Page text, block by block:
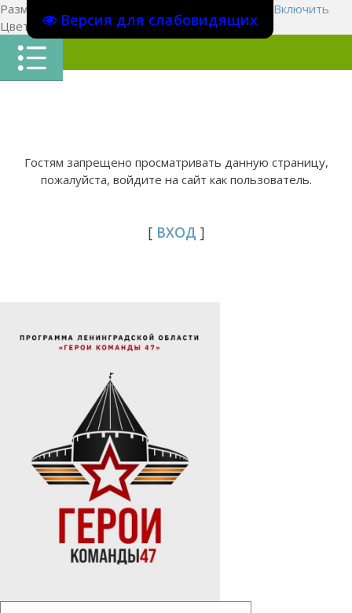
Версия для слабовидящих
Размер шрифта:
Включить
Цвет сайтаЦ Ц Ц Х
Гостям запрещено просматривать данную страницу,
пожалуйста, войдите на сайт как пользователь.
[ ВХОД ]